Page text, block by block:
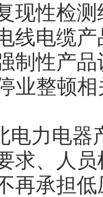
现性检
线电缆产
制性产
业整顿
电力电器
求、人
再承担